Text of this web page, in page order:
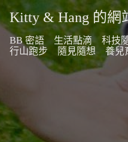
Kitty & Hang 的網
BB 密語 生活點滴 科技
行山跑步
隨見隨想 養兒